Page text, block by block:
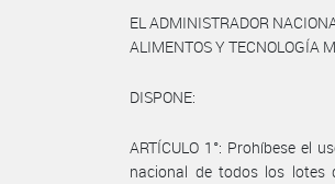
EL ADMINISTRADOR
ALIMENTOS Y TECNOLOGÍA
DISPONE:
ARTÍCULO 1°: Prohíbese el
nacional de todos los lotes